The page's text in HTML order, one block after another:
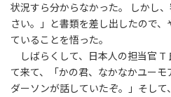
状況すら分からなかった。 しかし
さい。」と書類を差し出したので
ていることを悟った。
しばらくして、日本人の担当官 T
て来て、「かの君、なかなかユー
ダーソンが話していたぞ。」そし